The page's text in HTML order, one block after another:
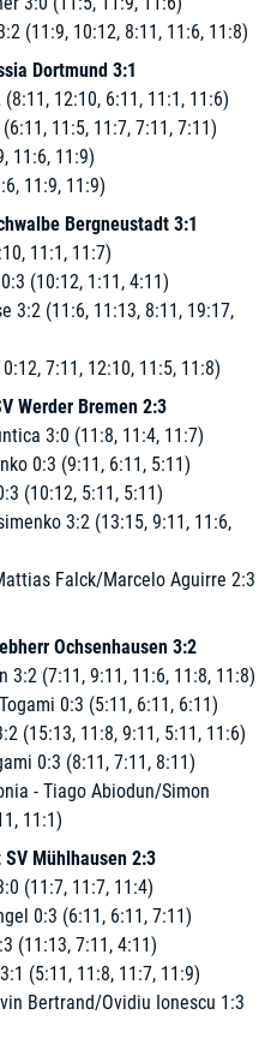
(11:9, 10:12, 8:11, 11:6, 11:8)
Dortmund 3:1
12:10, 6:11, 11:1, 11:6)
11:5, 11:7, 7:11, 7:11)
11:6, 11:9)
11:9, 11:9)
Bergneustadt 3:1
11:1, 11:7)
(10:12, 1:11, 4:11)
3:2 (11:6, 11:13, 8:11, 19:17,
7:11, 12:10, 11:5, 11:8)
Werder Bremen 2:3
3:0 (11:8, 11:4, 11:7)
0:3 (9:11, 6:11, 5:11)
(10:12, 5:11, 5:11)
3:2 (13:15, 9:11, 11:6,
Falck/Marcelo Aguirre 2:3
Ochsenhausen 3:2
3:2 (7:11, 9:11, 11:6, 11:8, 11:8)
0:3 (5:11, 6:11, 6:11)
(15:13, 11:8, 9:11, 5:11, 11:6)
0:3 (8:11, 7:11, 8:11)
- Tiago Abiodun/Simon
11:1)
Mühlhausen 2:3
(11:7, 11:7, 11:4)
0:3 (6:11, 6:11, 7:11)
(11:13, 7:11, 4:11)
(5:11, 11:8, 11:7, 11:9)
Bertrand/Ovidiu Ionescu 1:3